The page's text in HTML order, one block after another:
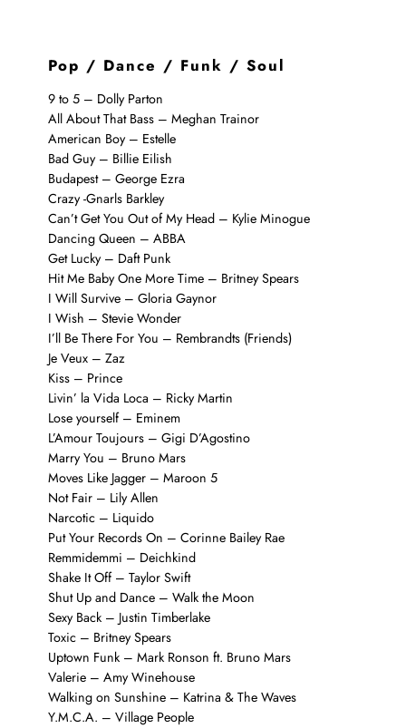
Pop / Dance / Funk / Soul
9 to 5 – Dolly Parton
All About That Bass – Meghan Trainor
American Boy – Estelle
Bad Guy – Billie Eilish
Budapest – George Ezra
Crazy -Gnarls Barkley
Can’t Get You Out of My Head – Kylie Minogue
Dancing Queen – ABBA
Get Lucky – Daft Punk
Hit Me Baby One More Time – Britney Spears
I Will Survive – Gloria Gaynor
I Wish – Stevie Wonder
I’ll Be There For You – Rembrandts (Friends)
Je Veux – Zaz
Kiss – Prince
Livin’ la Vida Loca – Ricky Martin
Lose yourself – Eminem
L’Amour Toujours – Gigi D’Agostino
Marry You – Bruno Mars
Moves Like Jagger – Maroon 5
Not Fair – Lily Allen
Narcotic – Liquido
Put Your Records On – Corinne Bailey Rae
Remmidemmi – Deichkind
Shake It Off – Taylor Swift
Shut Up and Dance – Walk the Moon
Sexy Back – Justin Timberlake
Toxic – Britney Spears
Uptown Funk – Mark Ronson ft. Bruno Mars
Valerie – Amy Winehouse
Walking on Sunshine – Katrina & The Waves
Y.M.C.A. – Village People